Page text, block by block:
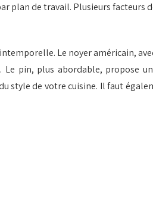
plan de travail. Plusieurs
Le noyer américain,
pin, plus abordable, propose
style de votre cuisine. Il faut